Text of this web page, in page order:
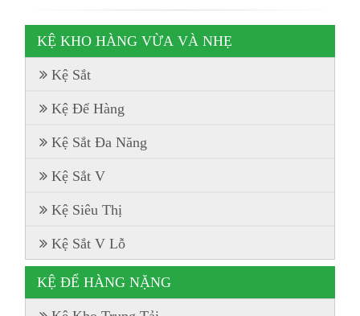
KỆ KHO HÀNG VỪA VÀ NHẸ
Kệ Sắt
Kệ Để Hàng
Kệ Sắt Đa Năng
Kệ Sắt V
Kệ Siêu Thị
Kệ Sắt V Lỗ
KỆ ĐỂ HÀNG NẶNG